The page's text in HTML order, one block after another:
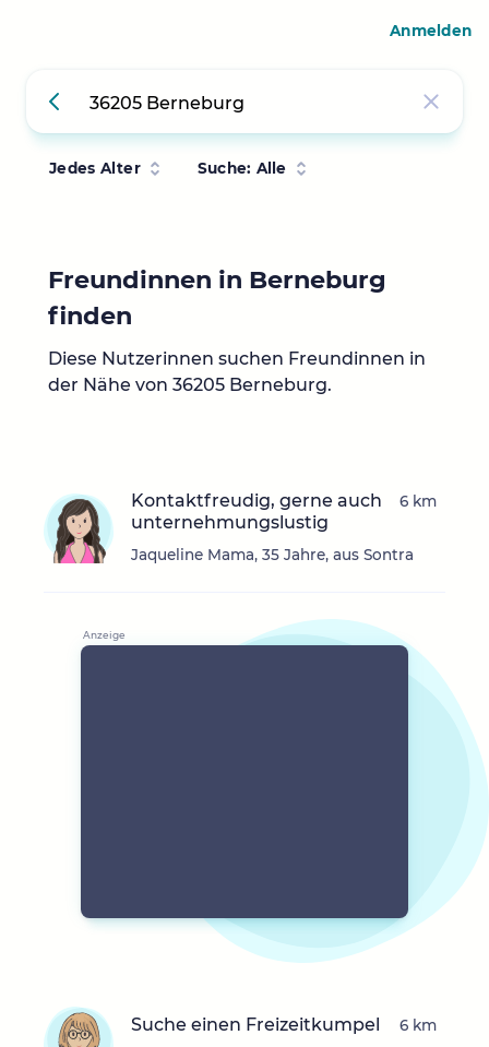
Jedes Alter Suche: Alle
Freundinnen in Berneburg
finden
Diese Nutzerinnen suchen Freundinnen in
der Nähe von 36205 Berneburg.
Kontaktfreudig, gerne auch
unternehmungslustig
Jaqueline Mama, 35 Jahre, aus Sontra
6 km
Suche einen Freizeitkumpel 6 km
Anmelden